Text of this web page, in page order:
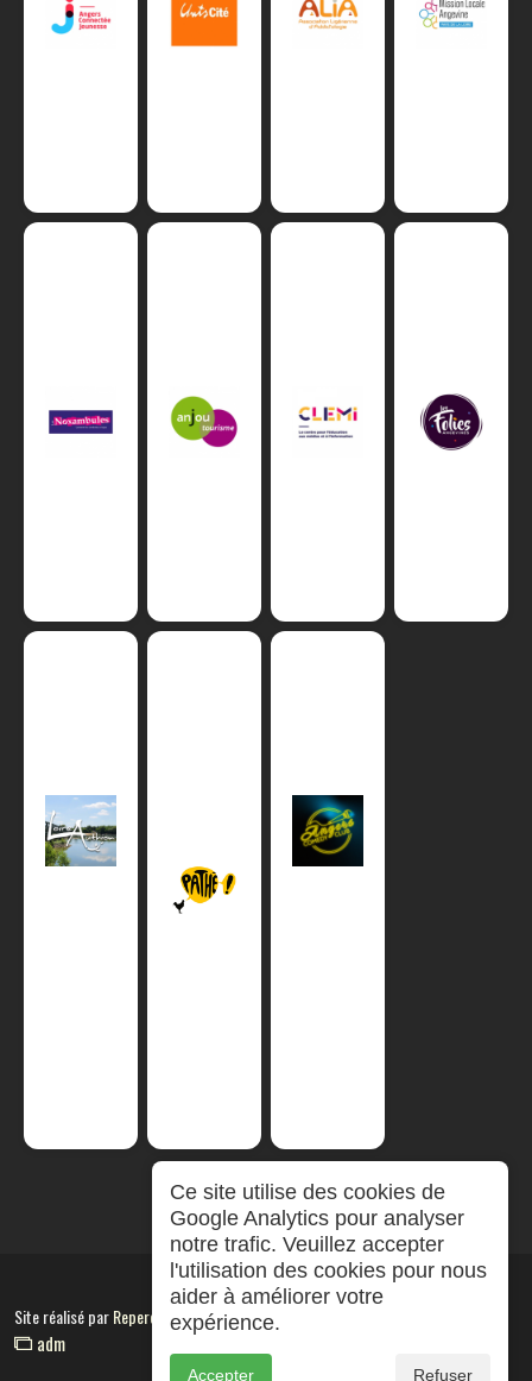
Site réalisé parRepereCom
adm
Ce site utilise des cookies de
Google Analytics pour analyser
notre trafic. Veuillez accepter
l'utilisation des cookies pour nous
aider à améliorer votre
expérience.
Accepter Refuser